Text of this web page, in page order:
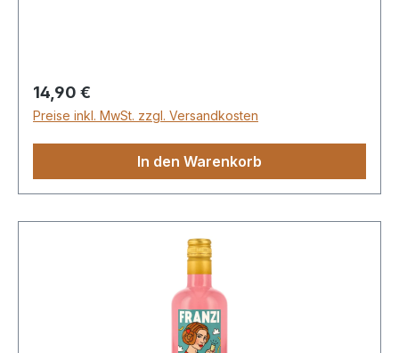
Regulärer Preis:
14,90 €
Preise inkl. MwSt. zzgl. Versandkosten
In den Warenkorb